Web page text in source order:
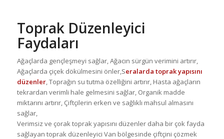
Toprak Düzenleyici
Faydaları
Ağaçlarda gençleşmeyi sağlar, Ağacın sürgün verimini artırır,
Ağaçlarda çiçek dökülmesini önler,Seralarda toprak yapısını
düzenler, Toprağın su tutma özelliğini artırır, Hasta ağaçların
tekrardan verimli hale gelmesini sağlar, Organik madde
miktarını artırır, Çiftçilerin erken ve sağlıklı mahsul almasını
sağlar,
Verimsiz ve çorak toprak yapısını düzenler daha bir çok fayda
sağlayan toprak düzenleyici Van bölgesinde çiftçini çözmek